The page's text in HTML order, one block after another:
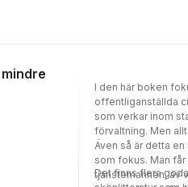
I den här boken
offentliganställda
som verkar inom
förvaltning. Men
Även så är detta
som fokus. Man
tjänstemannen, av
Det finns flera